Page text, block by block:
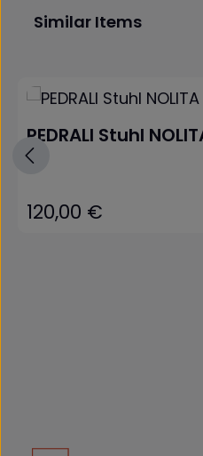
Similar Items
Produktgalerie
PEDRALI Stuhl
Regulärer Preis:
120,00 €